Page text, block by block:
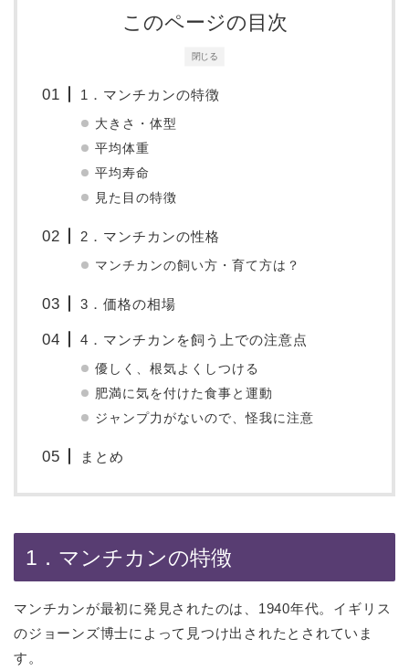
閉じる
このページの目次
1．マンチカンの特徴
大きさ・体型
平均体重
平均寿命
見た目の特徴
2．マンチカンの性格
マンチカンの飼い方・育て方は？
3．価格の相場
4．マンチカンを飼う上での注意点
優しく、根気よくしつける
肥満に気を付けた食事と運動
ジャンプ力がないので、怪我に注意
まとめ
1．マンチカンの特徴
マンチカンが最初に発見されたのは、1940年代。イギリス
のジョーンズ博士によって見つけ出されたとされていま
す。